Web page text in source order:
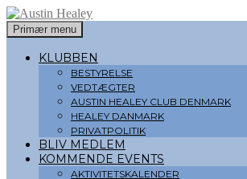
Austin Healey
Søg
Primær menu
til
indhold
KLUBBEN
BESTYRELSE
VEDTÆGTER
AUSTIN HEALEY CLUB DENMARK
HEALEY DANMARK
PRIVATPOLITIK
BLIV MEDLEM
KOMMENDE EVENTS
AKTIVITETSKALENDER